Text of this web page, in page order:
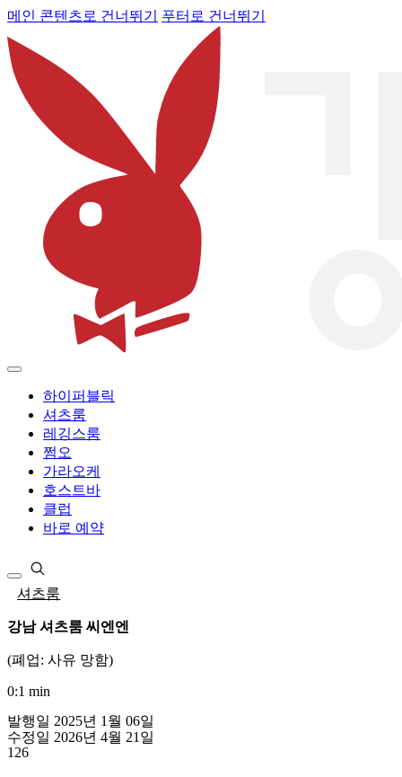
메인 콘텐츠로 건너뛰기 푸터로 건너뛰기
하이퍼블릭
셔츠룸
레깅스룸
쩜오
가라오케
호스트바
클럽
바로 예약
셔츠룸
강남 셔츠룸 씨엔엔
(폐업: 사유 망함)
0:1 min
발행일 2025년 1월 06일
수정일 2026년 4월 21일
126